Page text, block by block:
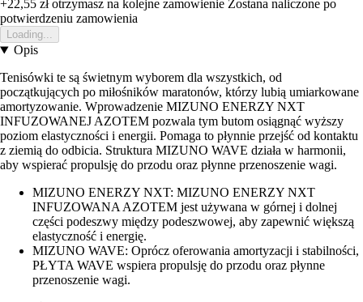
+22,55 złotrzymasz na kolejne zamowienie Zostana naliczone po
potwierdzeniu zamowienia
Loading...
Opis
Tenisówki te są świetnym wyborem dla wszystkich, od
początkujących po miłośników maratonów, którzy lubią umiarkowane
amortyzowanie. Wprowadzenie MIZUNO ENERZY NXT
INFUZOWANEJ AZOTEM pozwala tym butom osiągnąć wyższy
poziom elastyczności i energii. Pomaga to płynnie przejść od kontaktu
z ziemią do odbicia. Struktura MIZUNO WAVE działa w harmonii,
aby wspierać propulsję do przodu oraz płynne przenoszenie wagi.
MIZUNO ENERZY NXT: MIZUNO ENERZY NXT
INFUZOWANA AZOTEM jest używana w górnej i dolnej
części podeszwy między podeszwowej, aby zapewnić większą
elastyczność i energię.
MIZUNO WAVE: Oprócz oferowania amortyzacji i stabilności,
PŁYTA WAVE wspiera propulsję do przodu oraz płynne
przenoszenie wagi.